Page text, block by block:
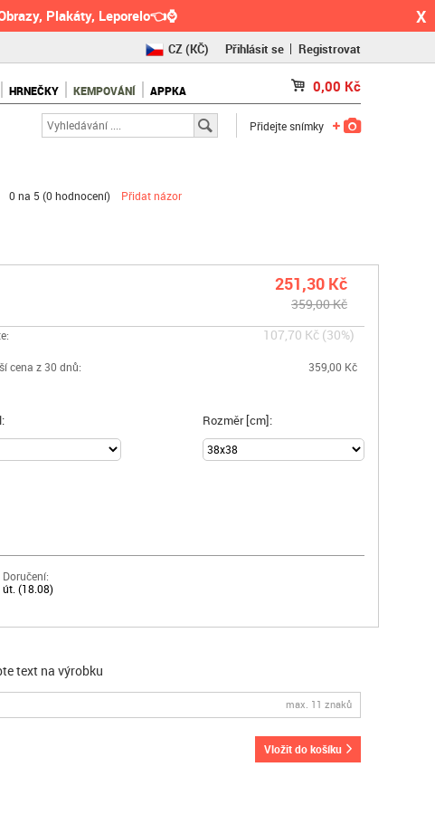
Plakáty, Leporelo👈⌚ X
CZ(KČ)
RO(RON)
Přihlásit se Registrovat
HRNEČKY KEMPOVÁNÍ APPKA 0,00 Kč
Přidejte snímky
0 na 5 (0 hodnocení) Přidat názor
251,30 Kč
359,00 Kč
107,70 Kč (30%)
cena z 30 dnů: 359,00 Kč
Rozměr [cm]:
Doručení:
út. (18.08)
text na výrobku
max. 11 znaků
vložit do košíku